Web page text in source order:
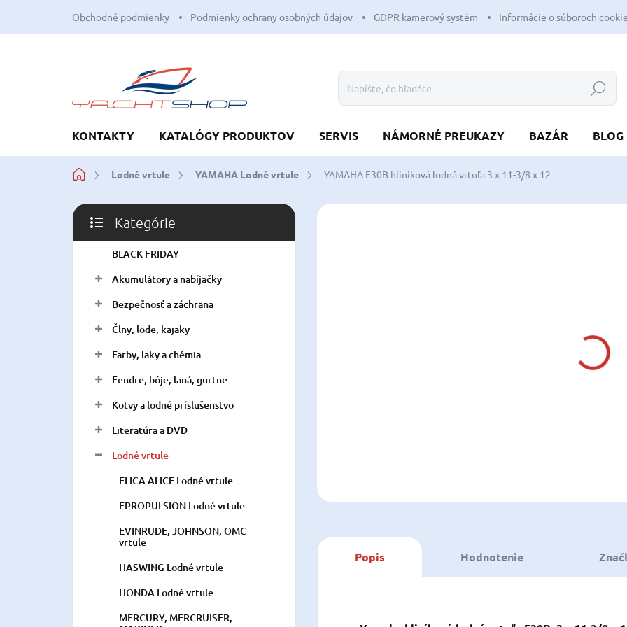
obsah
Obchodné podmienky Podmienky ochrany osobných údajov GDPR kamerový systém Informácie o súboroch
Hľadať
KONTAKTY KATALÓGY PRODUKTOV SERVIS NÁMORNÉ PREUKAZY BAZÁR BLOG
DomovLodné vrtule YAMAHA Lodné vrtule YAMAHA F30B hliníková lodná vrtuľa 3 x 11-3/8 x 12
B
č
Preskočiť
kategórie
Kategórie
BLACK FRIDAY
Akumulátory a nabíjačky
Bezpečnosť a záchrana
Člny, lode, kajaky
Farby, laky a chémia
Fendre, bóje, laná, gurtne
Kotvy a lodné príslušenstvo
Literatúra a DVD
Lodné vrtule
ELICA ALICE Lodné vrtule
EPROPULSION Lodné vrtule
EVINRUDE, JOHNSON, OMC
vrtule
HASWING Lodné vrtule
HONDA Lodné vrtule
MERCURY, MERCRUISER,
Popis Hodnotenie